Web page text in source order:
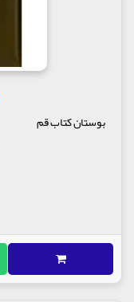
بوستان کتاب قم